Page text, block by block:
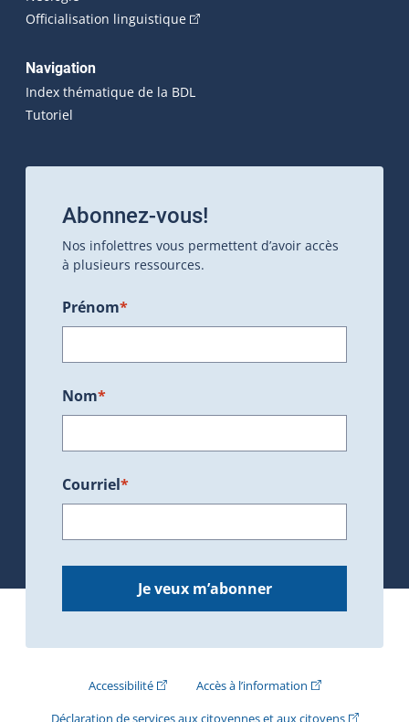
Officialisation linguistique(Cet hyperlien externe s'ouvrira
Navigation
Index thématique de la BDL
Tutoriel
Abonnez-vous!
Nos infolettres vous permettent d’avoir accès
à plusieurs ressources.
Prénom*
Nom*
Courriel*
Je veux m’abonner
Accessibilité(Cet hyperlien externe s'ouvrira dans une
Accès à l’information(Cet hyperlien
Déclaration de services aux citoyennes et aux citoyens(Cet